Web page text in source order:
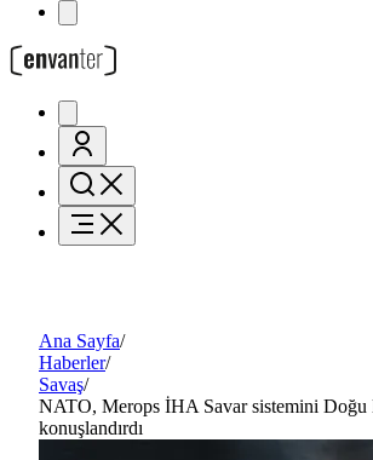
Ana Sayfa/
Haberler/
Savaş/
NATO, Merops İHA Savar sistemini Doğu
konuşlandırdı